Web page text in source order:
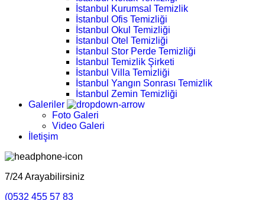
İstanbul Kurumsal Temizlik
İstanbul Ofis Temizliği
İstanbul Okul Temizliği
İstanbul Otel Temizliği
İstanbul Stor Perde Temizliği
İstanbul Temizlik Şirketi
İstanbul Villa Temizliği
İstanbul Yangın Sonrası Temizlik
İstanbul Zemin Temizliği
Galeriler
Foto Galeri
Video Galeri
İletişim
7/24 Arayabilirsiniz
(0532 455 57 83